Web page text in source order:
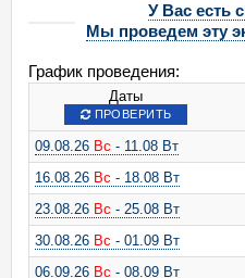
У Вас есть
Мы проведем эту
График проведения:
Даты
ПРОВЕРИТЬ
09.08.26 Вс - 11.08 Вт
16.08.26 Вс - 18.08 Вт
23.08.26 Вс - 25.08 Вт
30.08.26 Вс - 01.09 Вт
06.09.26 Вс - 08.09 Вт